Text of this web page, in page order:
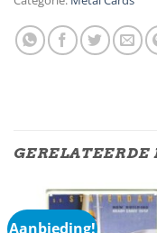
GERELATEERDE
Aanbieding!